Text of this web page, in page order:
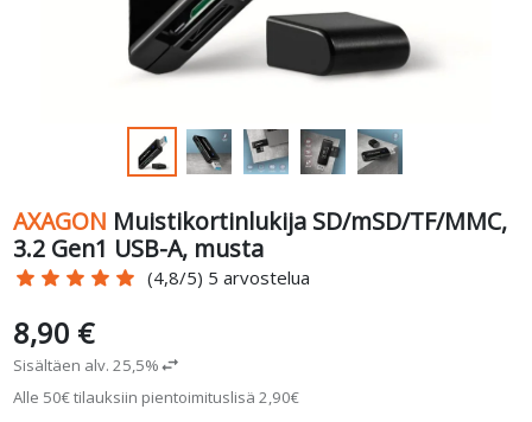
AXAGON Muistikortinlukija SD/mSD/TF/MMC,
3.2 Gen1 USB-A, musta
star star star star star (4,8/5) 5 arvostelua
8,90 €
Sisältäen alv. 25,5%swap_horiz
Alle 50€ tilauksiin pientoimituslisä 2,90€